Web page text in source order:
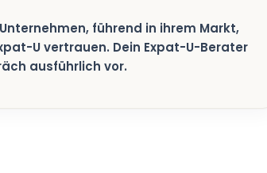
führend in ihrem Markt,
U vertrauen. Dein Expat-U-Berater
ausführlich vor.